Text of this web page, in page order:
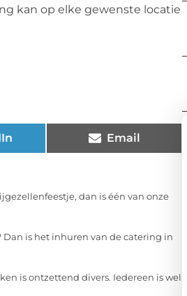
kan op elke gewenste locatie
Email
dan is één van onze
is het inhuren van de catering in
is ontzettend divers. Iedereen is wel